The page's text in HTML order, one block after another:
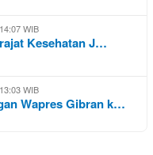
WIB
Kesehatan J…
WIB
Wapres Gibran k…